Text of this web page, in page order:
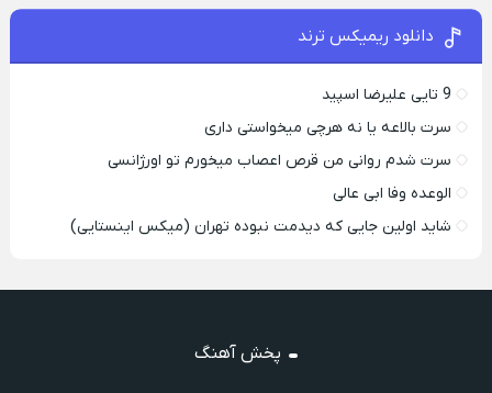
دانلود ریمیکس ترند
9 تایی علیرضا اسپید
سرت بالاعه یا نه هرچی میخواستی داری
سرت شدم روانی من قرص اعصاب میخورم تو اورژانسی
الوعده وفا ابی عالی
شاید اولین جایی که دیدمت نبوده تهران (میکس اینستایی)
پخش آهنگ